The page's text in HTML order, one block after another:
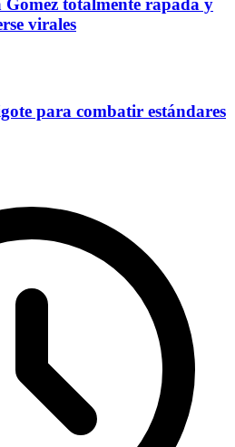
Gomez totalmente rapada y
virales
para combatir estándares